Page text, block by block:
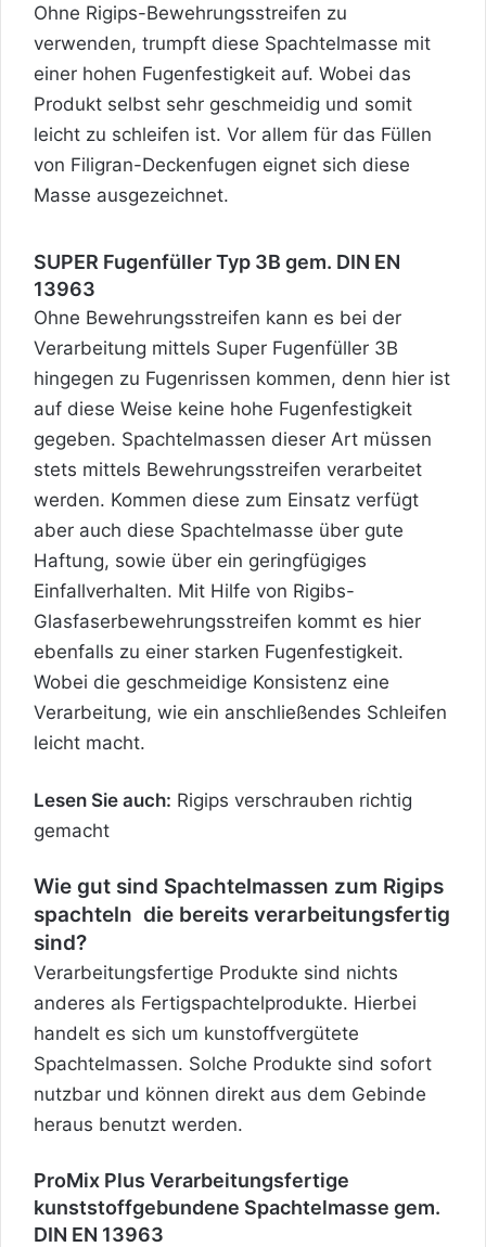
Ohne Rigips-Bewehrungsstreifen zu
verwenden, trumpft diese Spachtelmasse mit
einer hohen Fugenfestigkeit auf. Wobei das
Produkt selbst sehr geschmeidig und somit
leicht zu schleifen ist. Vor allem für das Füllen
von Filigran-Deckenfugen eignet sich diese
Masse ausgezeichnet.
SUPER Fugenfüller Typ 3B gem. DIN EN
13963
Ohne Bewehrungsstreifen kann es bei der
Verarbeitung mittels Super Fugenfüller 3B
hingegen zu Fugenrissen kommen, denn hier ist
auf diese Weise keine hohe Fugenfestigkeit
gegeben. Spachtelmassen dieser Art müssen
stets mittels Bewehrungsstreifen verarbeitet
werden. Kommen diese zum Einsatz verfügt
aber auch diese Spachtelmasse über gute
Haftung, sowie über ein geringfügiges
Einfallverhalten. Mit Hilfe von Rigibs-
Glasfaserbewehrungsstreifen kommt es hier
ebenfalls zu einer starken Fugenfestigkeit.
Wobei die geschmeidige Konsistenz eine
Verarbeitung, wie ein anschließendes Schleifen
leicht macht.
Lesen Sie auch: Rigips verschrauben richtig
gemacht
Wie gut sind Spachtelmassen zum Rigips
spachteln die bereits verarbeitungsfertig
sind?
Verarbeitungsfertige Produkte sind nichts
anderes als Fertigspachtelprodukte. Hierbei
handelt es sich um kunstoffvergütete
Spachtelmassen. Solche Produkte sind sofort
nutzbar und können direkt aus dem Gebinde
heraus benutzt werden.
ProMix Plus Verarbeitungsfertige
kunststoffgebundene Spachtelmasse gem.
DIN EN 13963